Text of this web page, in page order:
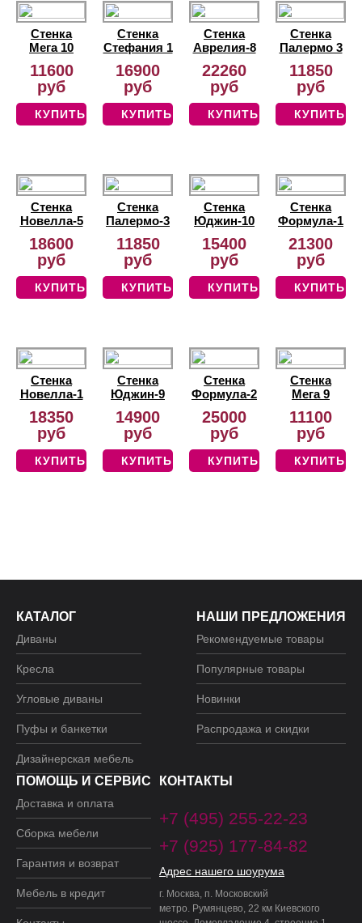
Стенка
Мега 10
11600
руб
КУПИТЬ
Стенка
Стефания 1
16900
руб
КУПИТЬ
Стенка
Аврелия-8
22260
руб
КУПИТЬ
Стенка
Палермо 3
11850
руб
КУПИТЬ
Стенка
Новелла-5
18600
руб
КУПИТЬ
Стенка
Палермо-3
11850
руб
КУПИТЬ
Стенка
Юджин-10
15400
руб
КУПИТЬ
Стенка
Формула-1
21300
руб
КУПИТЬ
Стенка
Новелла-1
18350
руб
КУПИТЬ
Стенка
Юджин-9
14900
руб
КУПИТЬ
Стенка
Формула-2
25000
руб
КУПИТЬ
Стенка
Мега 9
11100
руб
КУПИТЬ
КАТАЛОГ
Диваны
Кресла
Угловые диваны
Пуфы и банкетки
Дизайнерская мебель
НАШИ ПРЕДЛОЖЕНИЯ
Рекомендуемые товары
Популярные товары
Новинки
Распродажа и скидки
ПОМОЩЬ И СЕРВИС
Доставка и оплата
Сборка мебели
Гарантия и возврат
Мебель в кредит
КОНТАКТЫ
+7 (495) 255-22-23
+7 (925) 177-84-82
Адрес нашего шоурума
г. Москва, п. Московский
метро. Румянцево, 22 км Киевского